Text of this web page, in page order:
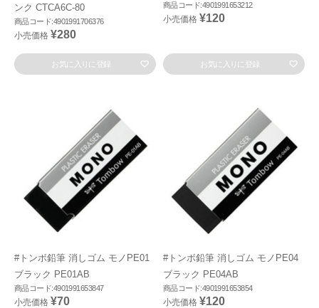
ンク CTCA6C-80
商品コード:4901991706376
小売価格 ¥280
お気に入りに登録
商品コード:4901991653212
小売価格 ¥120
お気に入りに登録
#トンボ鉛筆 消しゴム モノPE01
ブラック PE01AB
商品コード:4901991653847
小売価格 ¥70
#トンボ鉛筆 消しゴム モノPE04
ブラック PE04AB
商品コード:4901991653854
小売価格 ¥120